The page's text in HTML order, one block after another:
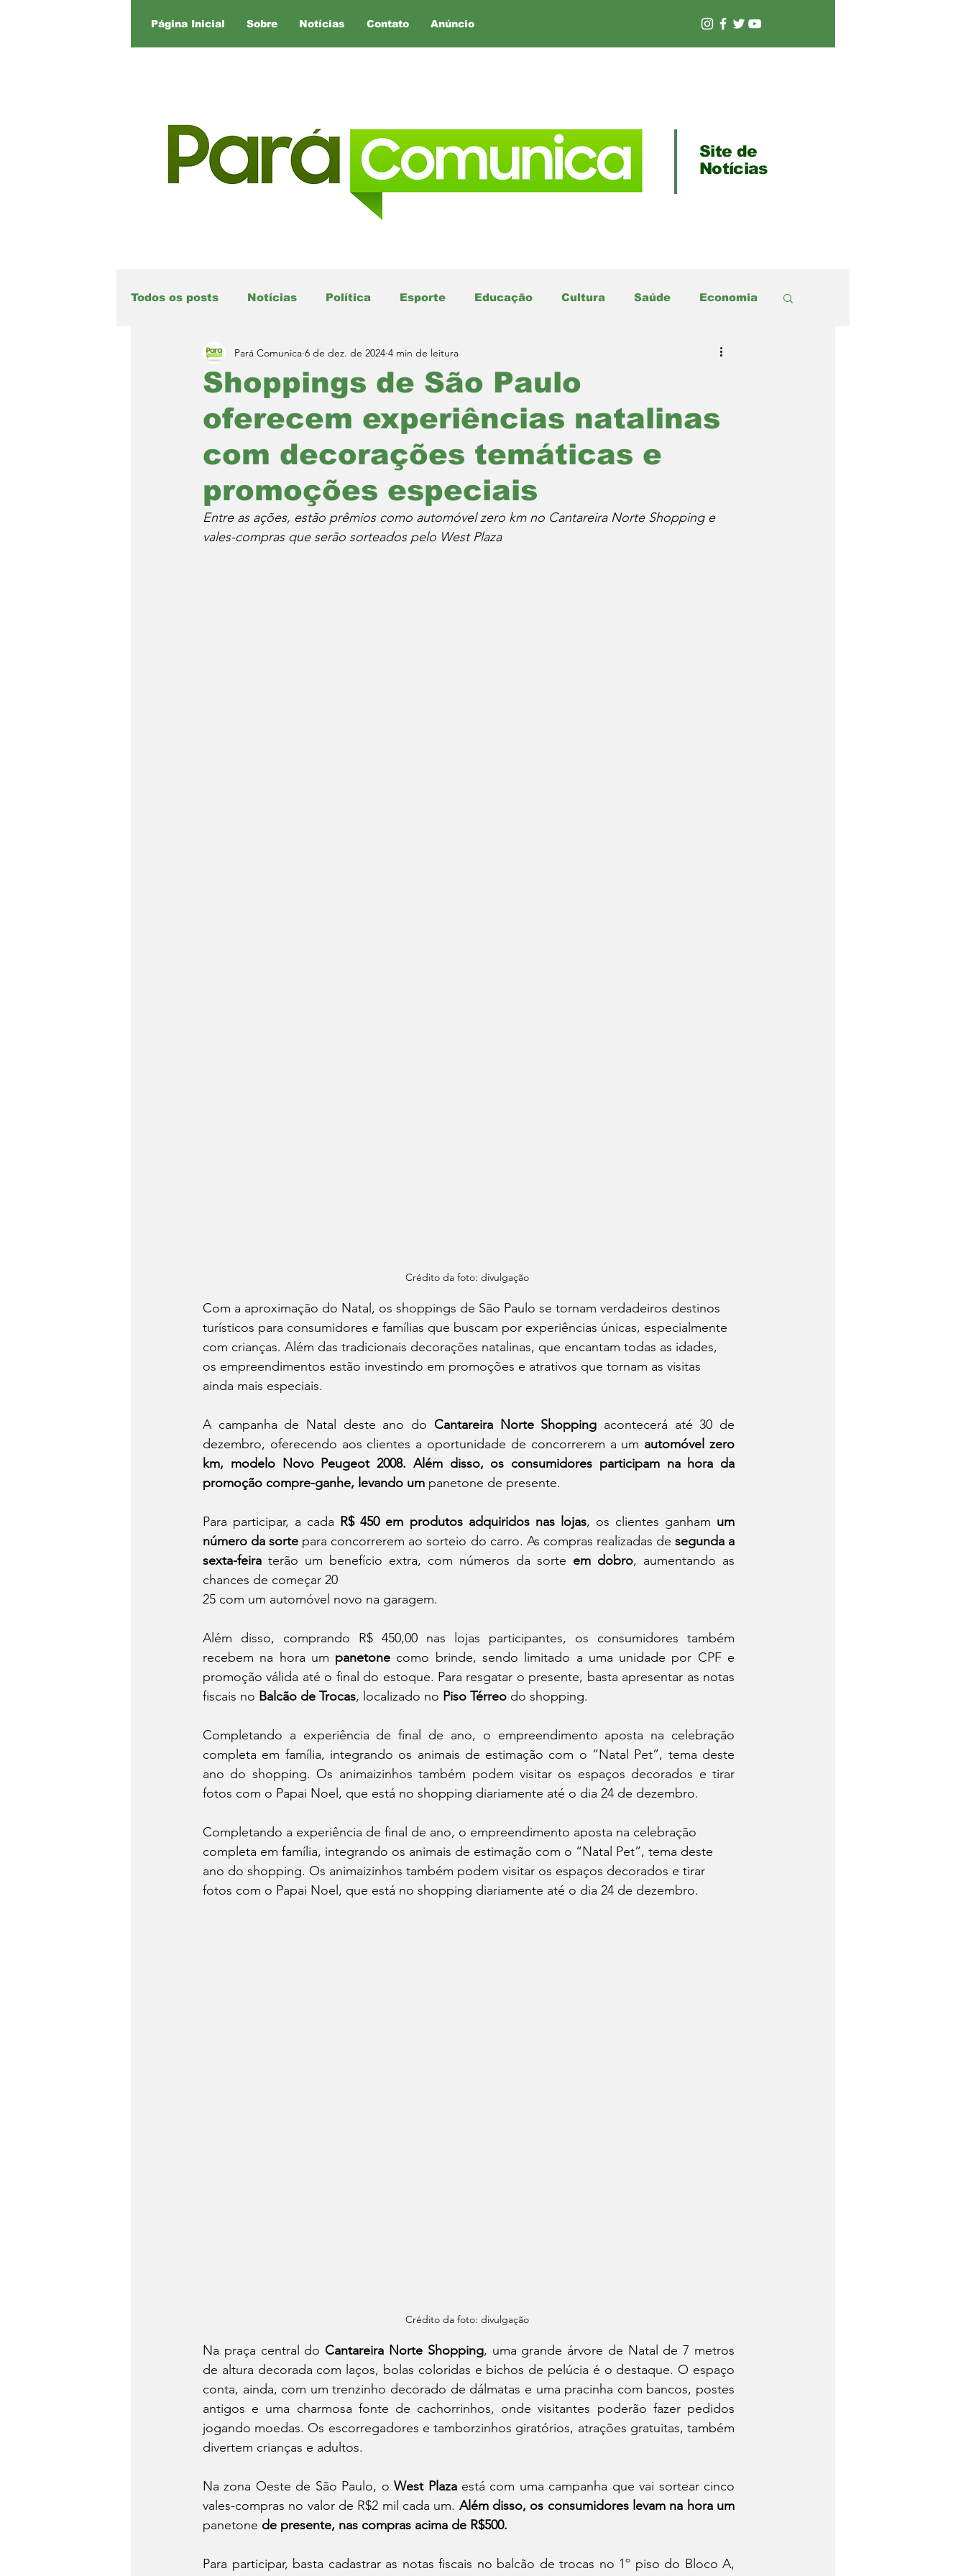
Página Inicial Sobre Notícias Contato Anúncio
Site de
Notícias
Todos os posts Notícias Política Esporte Educação Cultura Saúde Economia
Shoppings de São Paulo
oferecem experiências natalinas
com decorações temáticas e
promoções especiais
Pará Comunica 6 de dez. de 2024 4 min de leitura
Entre as ações, estão prêmios como automóvel zero km no Cantareira Norte Shopping e
vales-compras que serão sorteados pelo West Plaza
Crédito da foto: divulgação
Com a aproximação do Natal, os shoppings de São Paulo se tornam verdadeiros destinos
turísticos para consumidores e famílias que buscam por experiências únicas, especialmente
com crianças. Além das tradicionais decorações natalinas, que encantam todas as idades,
os empreendimentos estão investindo em promoções e atrativos que tornam as visitas
ainda mais especiais.
A campanha de Natal deste ano do Cantareira Norte Shopping acontecerá até 30 de
dezembro, oferecendo aos clientes a oportunidade de concorrerem a um automóvel zero
km, modelo Novo Peugeot 2008. Além disso, os consumidores participam na hora da
promoção compre-ganhe, levando um panetone de presente.
Para participar, a cada R$ 450 em produtos adquiridos nas lojas, os clientes ganham um
número da sorte para concorrerem ao sorteio do carro. As compras realizadas de segunda a
sexta-feira terão um benefício extra, com números da sorte em dobro, aumentando as
chances de começar 20
25 com um automóvel novo na garagem.
Além disso, comprando R$ 450,00 nas lojas participantes, os consumidores também
recebem na hora um panetone como brinde, sendo limitado a uma unidade por CPF e
promoção válida até o final do estoque. Para resgatar o presente, basta apresentar as notas
fiscais no Balcão de Trocas, localizado no Piso Térreo do shopping.
Completando a experiência de final de ano, o empreendimento aposta na celebração
completa em família, integrando os animais de estimação com o “Natal Pet”, tema deste
ano do shopping. Os animaizinhos também podem visitar os espaços decorados e tirar
fotos com o Papai Noel, que está no shopping diariamente até o dia 24 de dezembro.
Completando a experiência de final de ano, o empreendimento aposta na celebração
completa em família, integrando os animais de estimação com o “Natal Pet”, tema deste
ano do shopping. Os animaizinhos também podem visitar os espaços decorados e tirar
fotos com o Papai Noel, que está no shopping diariamente até o dia 24 de dezembro.
Crédito da foto: divulgação
Na praça central do Cantareira Norte Shopping, uma grande árvore de Natal de 7 metros
de altura decorada com laços, bolas coloridas e bichos de pelúcia é o destaque. O espaço
conta, ainda, com um trenzinho decorado de dálmatas e uma pracinha com bancos, postes
antigos e uma charmosa fonte de cachorrinhos, onde visitantes poderão fazer pedidos
jogando moedas. Os escorregadores e tamborzinhos giratórios, atrações gratuitas, também
divertem crianças e adultos.
Na zona Oeste de São Paulo, o West Plaza está com uma campanha que vai sortear cinco
vales-compras no valor de R$2 mil cada um.
panetone de presente, nas compras acima de R$500.
Para participar, basta cadastrar as notas fiscais no balcão de trocas no 1º piso do Bloco A,